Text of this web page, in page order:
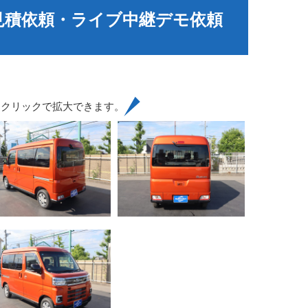
積依頼・ライブ中継デモ依頼
リックで拡大できます。